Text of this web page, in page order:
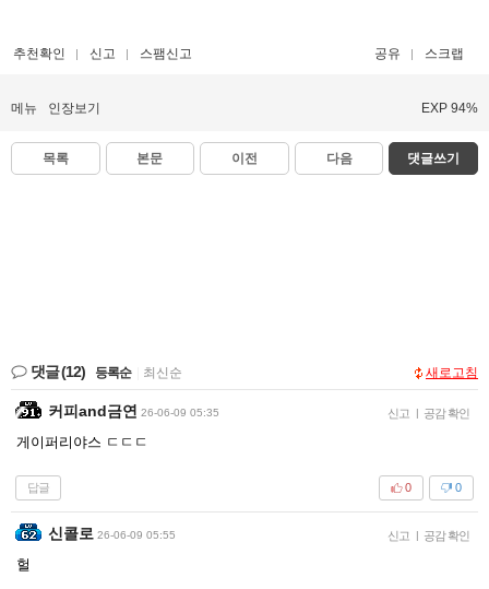
추천확인 신고 스팸신고 공유 스크랩
메뉴 인장보기 EXP 94%
목록 본문 이전 다음 댓글쓰기
댓글(12) 등록순 최신순 새로고침
커피and금연 26-06-09 05:35 신고 | 공감 확인
게이퍼리야스 ㄷㄷㄷ
답글 0
0
신콜로 26-06-09 05:55 신고 | 공감 확인
헐